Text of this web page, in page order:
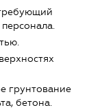
грунтование
бетона.